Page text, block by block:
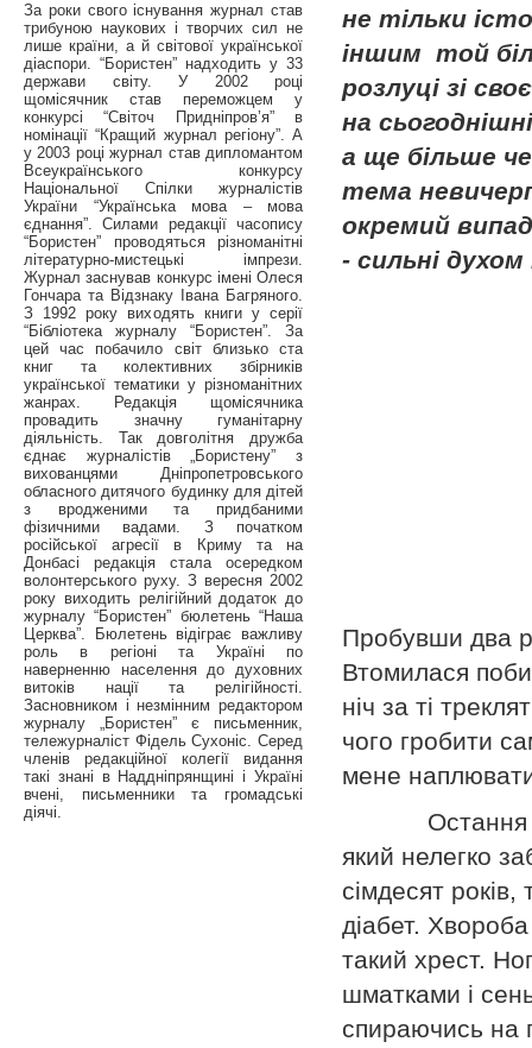
За роки свого існування журнал став
трибуною наукових і творчих сил не
лише країни, а й світової української
діаспори. “Бористен” надходить у 33
держави світу. У 2002 році
щомісячник став переможцем у
конкурсі “Світоч Придніпров’я” в
номінації “Кращий журнал регіону”. А
у 2003 році журнал став дипломантом
Всеукраїнського конкурсу
Національної Спілки журналістів
України “Українська мова – мова
єднання”. Силами редакції часопису
“Бористен” проводяться різноманітні
літературно-мистецькі імпрези.
Журнал заснував конкурс імені Олеся
Гончара та Відзнаку Івана Багряного.
З 1992 року виходять книги у серії
“Бібліотека журналу “Бористен”. За
цей час побачило світ близько ста
книг та колективних збірників
української тематики у різноманітних
жанрах. Редакція щомісячника
провадить значну гуманітарну
діяльність. Так довголітня дружба
єднає журналістів „Бористену” з
вихованцями Дніпропетровського
обласного дитячого будинку для дітей
з вродженими та придбаними
фізичними вадами. З початком
російської агресії в Криму та на
Донбасі редакція стала осередком
волонтерського руху. З вересня 2002
року виходить релігійний додаток до
журналу “Бористен” бюлетень “Наша
Церква”. Бюлетень відіграє важливу
роль в регіоні та Україні по
наверненню населення до духовних
витоків нації та релігійності.
Засновником і незмінним редактором
журналу „Бористен” є письменник,
тележурналіст Фідель Сухоніс. Серед
членів редакційної колегії видання
такі знані в Наддніпрянщині і Україні
вчені, письменники та громадські
діячі.
не тільки
іншим той
розлуці зі
на
а ще більше
тема
окремий
- сильні
Пробувши два
Втомилася
ніч за ті
чого гробити
мене
Остання
який нелегко
сімдесят
діабет.
такий хрест.
шматками і
спираючись на